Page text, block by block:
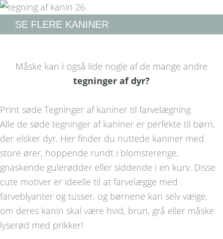
SE FLERE KANINER
Måske kan I også lide nogle af de mange andre
tegninger af dyr?
Print søde Tegninger af kaniner til farvelægning
Alle de søde tegninger af kaniner er perfekte til børn,
der elsker dyr. Her finder du nuttede kaniner med
store ører, hoppende rundt i blomsterenge,
gnaskende gulerødder eller siddende i en kurv. Disse
cute motiver er ideelle til at farvelægge med
farveblyanter og tusser, og børnene kan selv vælge,
om deres kanin skal være hvid, brun, grå eller måske
lyserød med prikker!